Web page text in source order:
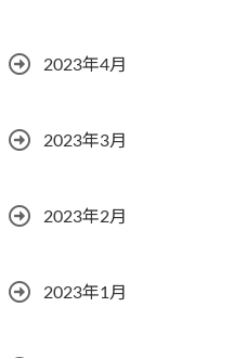
2023年4月
2023年3月
2023年2月
2023年1月